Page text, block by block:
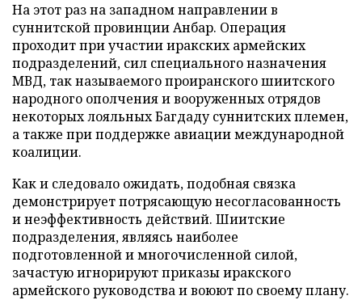
На этот раз на западном направлении в
суннитской провинции Анбар. Операция
проходит при участии иракских армейских
подразделений, сил специального назначения
МВД, так называемого проиранского шиитского
народного ополчения и вооруженных отрядов
некоторых лояльных Багдаду суннитских племен,
а также при поддержке авиации международной
коалиции.
Как и следовало ожидать, подобная связка
демонстрирует потрясающую несогласованность
и неэффективность действий. Шиитские
подразделения, являясь наиболее
подготовленной и многочисленной силой,
зачастую игнорируют приказы иракского
армейского руководства и воюют по своему плану.